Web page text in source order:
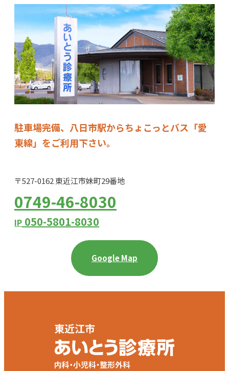
駐車場完備、八日市駅からちょこっとバス「愛
東線」をご利用下さい。
〒527-0162 東近江市妹町29番地
0749-46-8030
IP 050-5801-8030
Google Map